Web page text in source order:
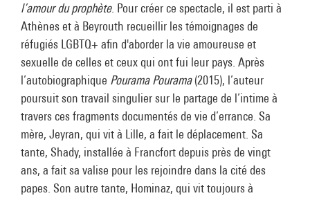
l’amour du prophète. Pour créer ce spectacle, il est parti à
Athènes et à Beyrouth recueillir les témoignages de
réfugiés LGBTQ+ afin d'aborder la vie amoureuse et
sexuelle de celles et ceux qui ont fui leur pays. Après
l’autobiographique Pourama Pourama(2015), l’auteur
poursuit son travail singulier sur le partage de l’intime à
travers ces fragments documentés de vie d’errance. Sa
mère, Jeyran, qui vit à Lille, a fait le déplacement. Sa
tante, Shady, installée à Francfort depuis près de vingt
ans, a fait sa valise pour les rejoindre dans la cité des
papes. Son autre tante, Hominaz, qui vit toujours à